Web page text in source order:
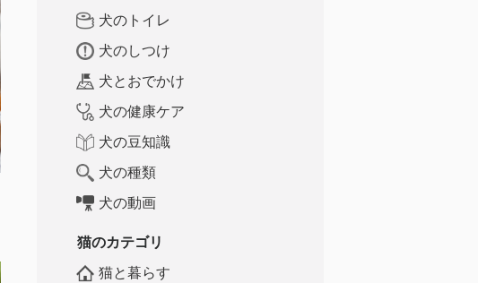
犬のトイレ
犬のしつけ
犬とおでかけ
犬の健康ケア
犬の豆知識
犬の種類
犬の動画
猫のカテゴリ
猫と暮らす